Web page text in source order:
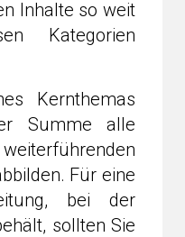
Inhalte so weit
Kategorien
Kernthemas
Summe alle
Für eine
bei der
sollten Sie